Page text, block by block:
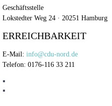
Geschäftsstelle
Lokstedter Weg 24 · 20251 Hamburg
ERREICHBARKEIT
E-Mail: info@cdu-nord.de
Telefon: 0176-116 33 211